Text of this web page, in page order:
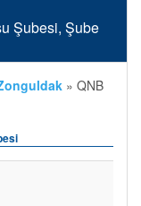
Şubesi, Şube
» QNB